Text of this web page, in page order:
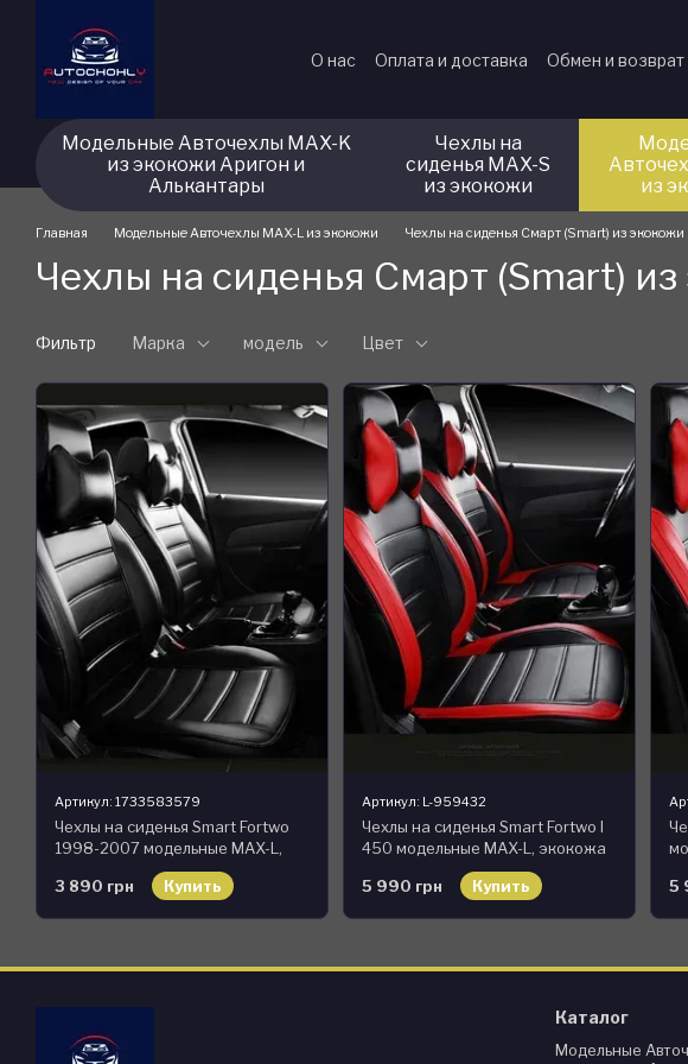
О нас Оплата и доставка Обмен и возврат
Модельные Авточехлы MAX-K
из экокожи Аригон и
Алькантары
Чехлы на
сиденья MAX-S
из экокожи
из
Главная Модельные Авточехлы MAX-L из экокожи Чехлы на сиденья Смарт (Smart) из
Чехлы на сиденья Смарт (Smart)
Фильтр Марка модель Цвет
Артикул: 1733583579
Чехлы на сиденья Smart Fortwo
1998-2007 модельные MAX-L,
3 890 грн
Купить
Артикул: L-959432
Чехлы на сиденья Smart Fortwo I
450 модельные MAX-L, экокожа
5 990 грн Купить 5
Каталог
Модельные